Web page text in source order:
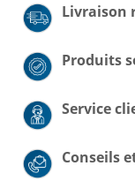
Livraison
Produits
Service
Conseils